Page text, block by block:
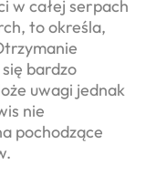
w całej serpach
to określa,
bardzo
uwagi jednak
nie
pochodzące